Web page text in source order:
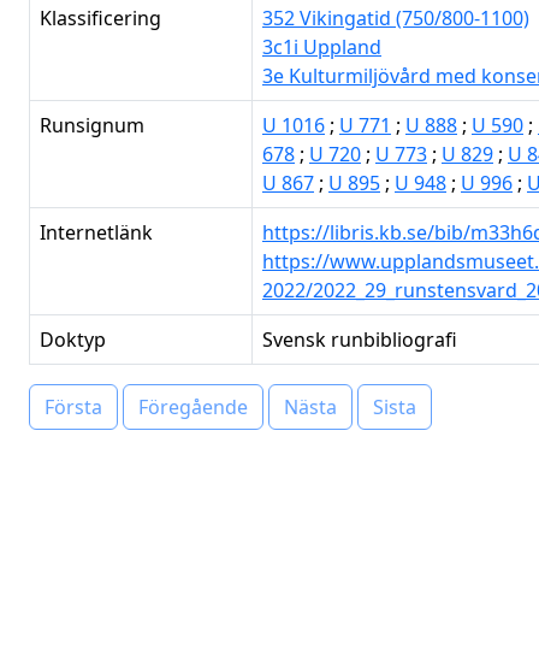
Klassificering
352 Vikingatid (750/800-1100)
3c1i Uppland
3e Kulturmiljövård med
Runsignum
U 1016 ; U 771 ; U 888 ; U 590 ;
678 ; U 720 ; U 773 ; U 829 ; U
U 867 ; U 895 ; U 948 ; U 996 ;
Internetlänk
https://libris.kb.se/bib/
https://
2022/
Doktyp
Svensk runbibliografi
Första Föregående Nästa Sista